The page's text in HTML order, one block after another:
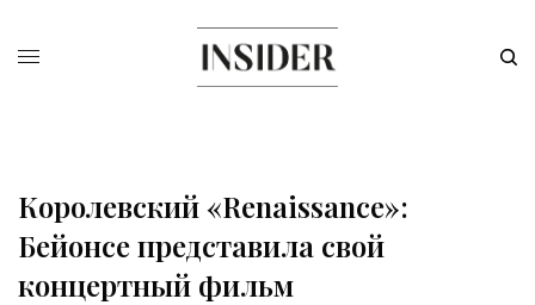
Королевский «Renaissance»:
Бейонсе представила свой
концертный фильм